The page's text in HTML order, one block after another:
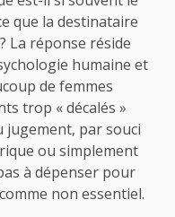
que la destinataire
La réponse réside
humaine et
de femmes
trop « décalés »
jugement, par souci
ou simplement
à dépenser pour
non essentiel.